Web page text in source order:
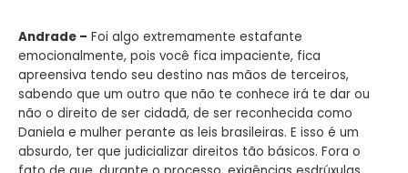
Andrade – Foi algo extremamente estafante
emocionalmente, pois você fica impaciente, fica
apreensiva tendo seu destino nas mãos de terceiros,
sabendo que um outro que não te conhece irá te dar ou
não o direito de ser cidadã, de ser reconhecida como
Daniela e mulher perante as leis brasileiras. E isso é um
absurdo, ter que judicializar direitos tão básicos. Fora o